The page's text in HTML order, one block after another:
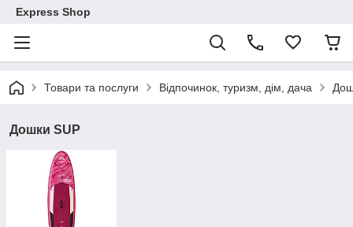
Express Shop
Товари та послуги Відпочинок, туризм, дім, дача
Дошки SUP